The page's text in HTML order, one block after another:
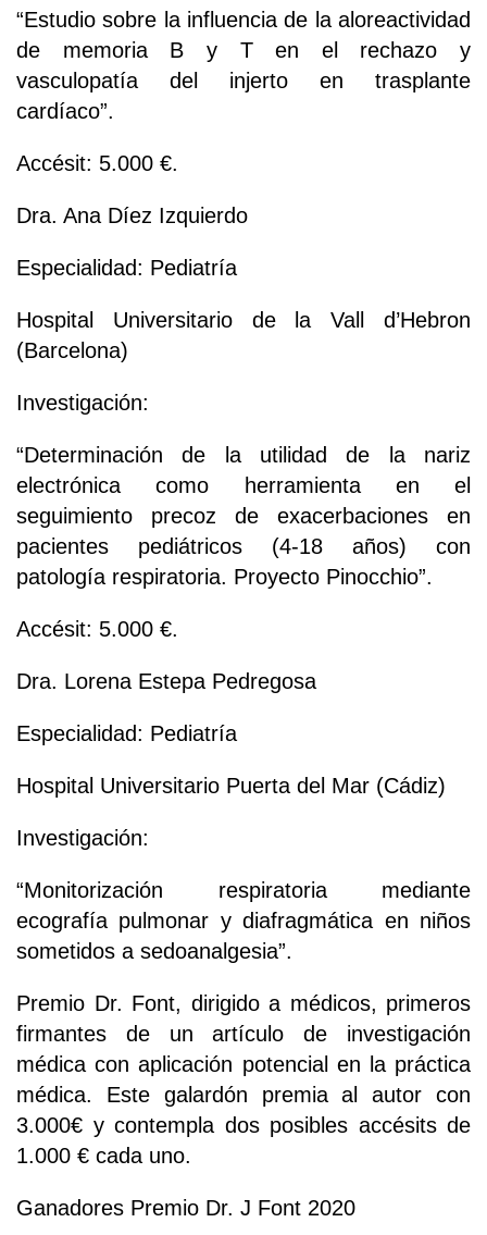
“Estudio sobre la influencia de la aloreactividad
de memoria B y T en el rechazo y
vasculopatía del injerto en trasplante
cardíaco”.
Accésit: 5.000 €.
Dra. Ana Díez Izquierdo
Especialidad: Pediatría
Hospital Universitario de la Vall d’Hebron
(Barcelona)
Investigación:
“Determinación de la utilidad de la nariz
electrónica como herramienta en el
seguimiento precoz de exacerbaciones en
pacientes pediátricos (4-18 años) con
patología respiratoria. Proyecto Pinocchio”.
Accésit: 5.000 €.
Dra. Lorena Estepa Pedregosa
Especialidad: Pediatría
Hospital Universitario Puerta del Mar (Cádiz)
Investigación:
“Monitorización respiratoria mediante
ecografía pulmonar y diafragmática en niños
sometidos a sedoanalgesia”.
Premio Dr. Font, dirigido a médicos, primeros
firmantes de un artículo de investigación
médica con aplicación potencial en la práctica
médica. Este galardón premia al autor con
3.000€ y contempla dos posibles accésits de
1.000 € cada uno.
Ganadores Premio Dr. J Font 2020